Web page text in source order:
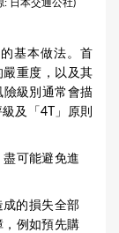
: 日本交通公社)
基本做法。首
重度，以及其
險級別通常會描
及「4T」原則
可能避免進
的損失全部
，例如預先購